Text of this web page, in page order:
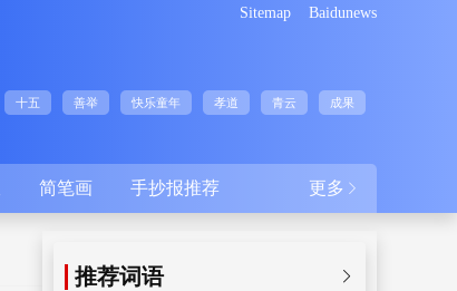
Sitemap Baidunews
十五 善举 快乐童年 孝道 青云 成果
更多 
简笔画 手抄报推荐

推荐词语